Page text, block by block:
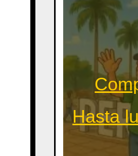
Hasta